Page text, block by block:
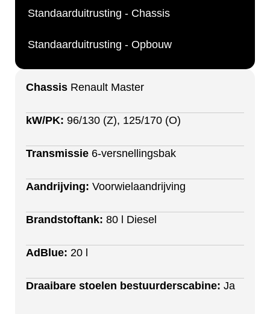
Standaarduitrusting - Chassis
Standaarduitrusting - Opbouw
Chassis Renault Master
kW/PK: 96/130 (Z), 125/170 (O)
Transmissie 6-versnellingsbak
Aandrijving: Voorwielaandrijving
Brandstoftank: 80 l Diesel
AdBlue: 20 l
Draaibare stoelen bestuurderscabine: Ja